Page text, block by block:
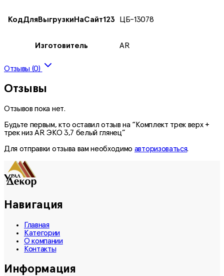
КодДляВыгрузкиНаСайт123 ЦБ-13078
Изготовитель AR
Отзывы (0)
Отзывы
Отзывов пока нет.
Будьте первым, кто оставил отзыв на “Комплект трек верх +
трек низ AR ЭКО 3,7 белый глянец”
Для отправки отзыва вам необходимо авторизоваться.
Навигация
Главная
Категории
О компании
Контакты
Информация